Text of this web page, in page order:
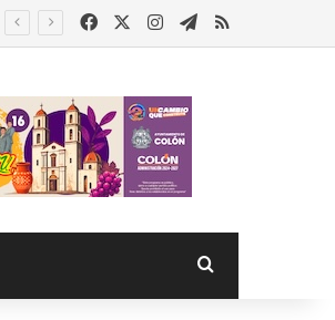
FacebookInstagram
Telegram
RSS